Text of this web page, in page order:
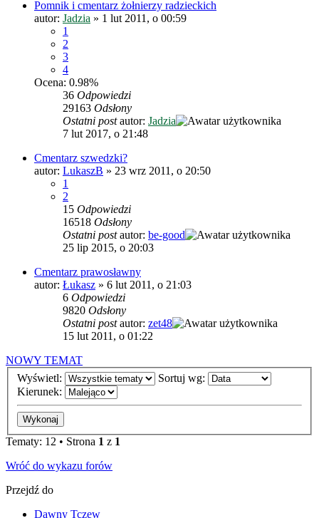
Pomnik i cmentarz żołnierzy radzieckich
autor: Jadzia » 1 lut 2011, o 00:59
1
2
3
4
Ocena: 0.98%
36 Odpowiedzi
29163 Odsłony
Ostatni postautor: Jadzia
7 lut 2017, o 21:48
Cmentarz szwedzki?
autor: LukaszB » 23 wrz 2011, o 20:50
1
2
15 Odpowiedzi
16518 Odsłony
Ostatni postautor: be-good
25 lip 2015, o 20:03
Cmentarz prawosławny
autor: Łukasz » 6 lut 2011, o 21:03
6 Odpowiedzi
9820 Odsłony
Ostatni postautor: zet48
15 lut 2011, o 01:22
NOWY TEMAT
Wyświetl:
Sortuj wg:
Kierunek:
Tematy: 12 • Strona 1 z 1
Wróć do wykazu forów
Przejdź do
Dawny Tczew